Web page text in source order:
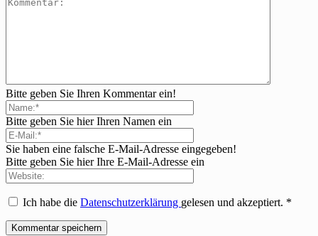
Bitte geben Sie Ihren Kommentar ein!
Bitte geben Sie hier Ihren Namen ein
Sie haben eine falsche E-Mail-Adresse eingegeben!
Bitte geben Sie hier Ihre E-Mail-Adresse ein
Ich habe die Datenschutzerklärung gelesen und akzeptiert. *